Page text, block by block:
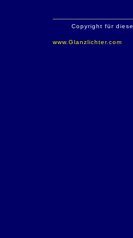
Copyright für
www.Glanzlichter.com